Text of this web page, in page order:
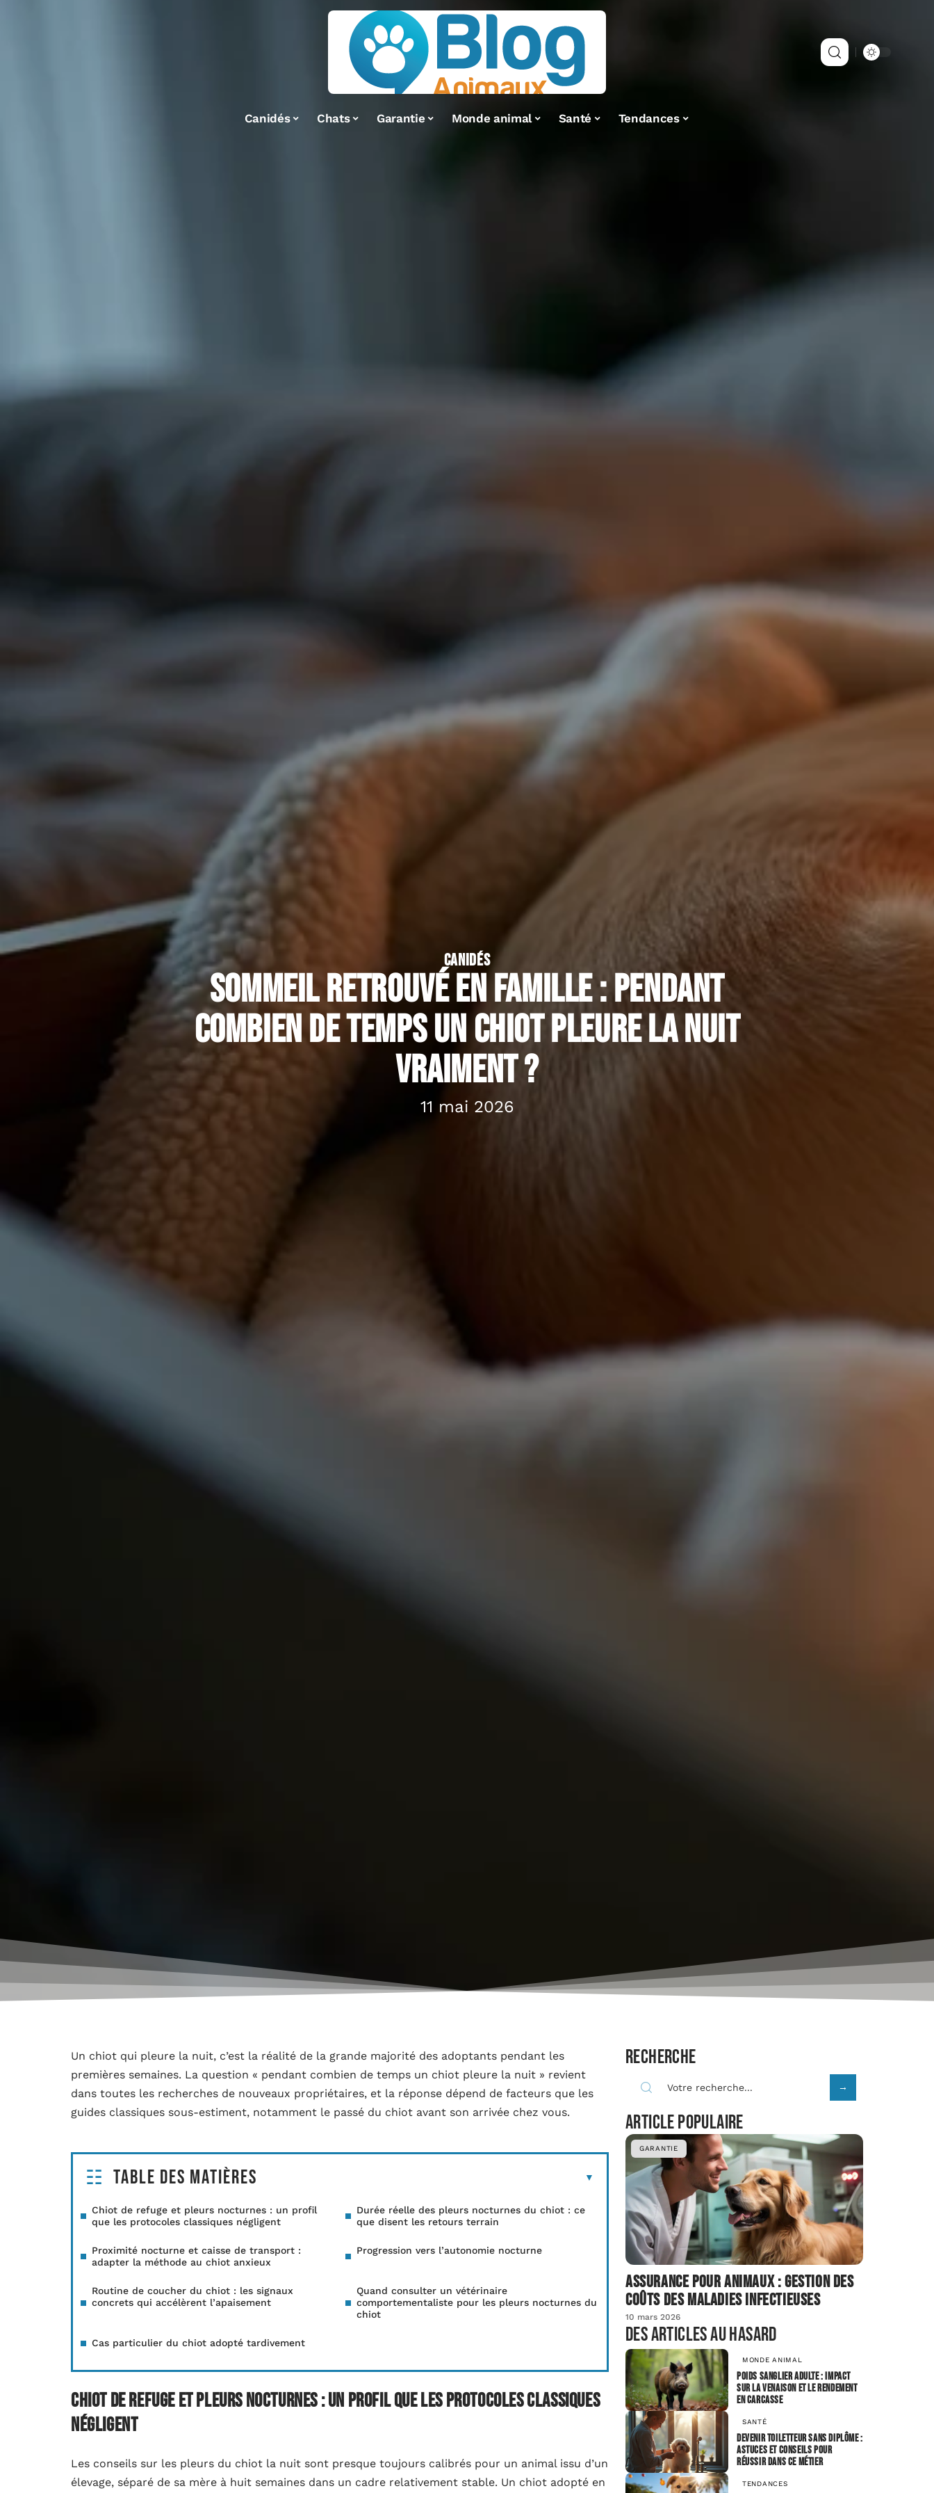
Canidés Chats Garantie Monde animal Santé Tendances
CANIDÉS
Sommeil retrouvé en famille : pendant
combien de temps un chiot pleure la nuit
vraiment ?
11 mai 2026
Un chiot qui pleure la nuit, c’est la réalité de la grande majorité des adoptants pendant les
premières semaines. La question « pendant combien de temps un chiot pleure la nuit » revient
dans toutes les recherches de nouveaux propriétaires, et la réponse dépend de facteurs que les
guides classiques sous-estiment, notamment le passé du chiot avant son arrivée chez vous.
Table des matières
Chiot de refuge et pleurs nocturnes : un profil
que les protocoles classiques négligent
Durée réelle des pleurs nocturnes du chiot : ce
que disent les retours terrain
Proximité nocturne et caisse de transport :
adapter la méthode au chiot anxieux
Progression vers l’autonomie nocturne
Routine de coucher du chiot : les signaux
concrets qui accélèrent l’apaisement
Quand consulter un vétérinaire
comportementaliste pour les pleurs nocturnes du
chiot
Cas particulier du chiot adopté tardivement
Chiot de refuge et pleurs nocturnes : un profil que les protocoles classiques
négligent
Les conseils sur les pleurs du chiot la nuit sont presque toujours calibrés pour un animal issu d’un
élevage, séparé de sa mère à huit semaines dans un cadre relativement stable. Un chiot adopté en
Recherche
Article populaire
GARANTIE
Assurance pour animaux : gestion des
coûts des maladies infectieuses
10 mars 2026
Des articles au hasard
MONDE ANIMAL
Poids sanglier adulte : impact
sur la venaison et le rendement
en carcasse
SANTÉ
Devenir toiletteur sans diplôme :
astuces et conseils pour
réussir dans ce métier
TENDANCES